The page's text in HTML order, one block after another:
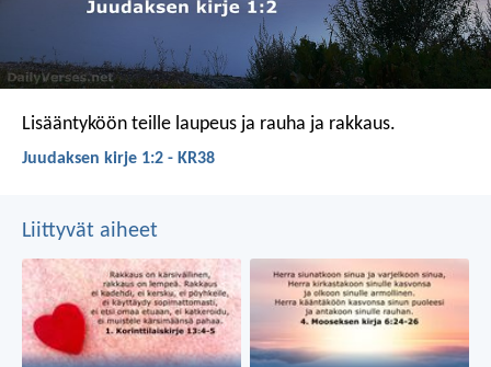
Lisääntyköön teille laupeus ja rauha ja rakkaus.
Juudaksen kirje 1:2 - KR38
Liittyvät aiheet